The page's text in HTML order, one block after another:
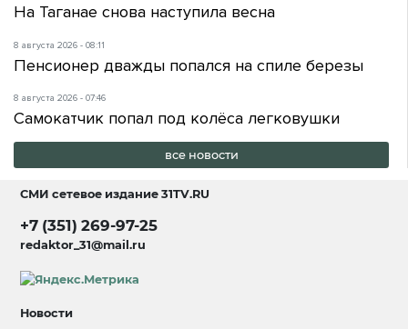
На Таганае снова наступила весна
8 августа 2026 - 08:11
Пенсионер дважды попался на спиле березы
8 августа 2026 - 07:46
Самокатчик попал под колёса легковушки
все новости
СМИ сетевое издание31TV.RU
+7 (351) 269-97-25
redaktor_31@mail.ru
Новости